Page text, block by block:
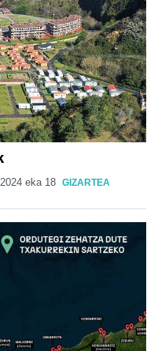
2024 eka 18 GIZARTEA